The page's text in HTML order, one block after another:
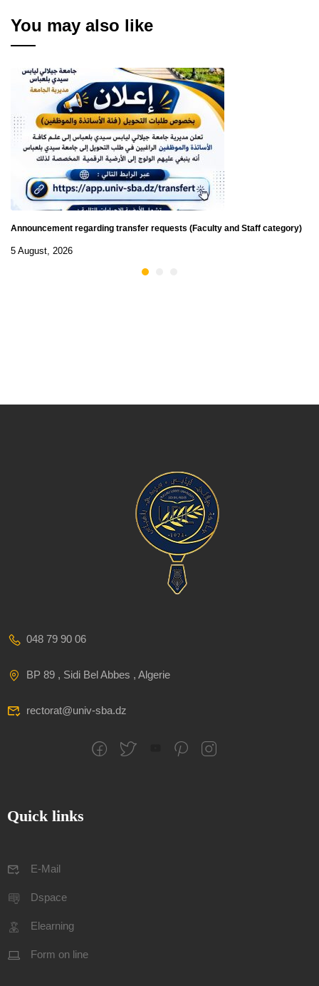
You may also like
Announcement regarding transfer requests (Faculty and Staff category)
5 August, 2026
048 79 90 06
BP 89 , Sidi Bel Abbes , Algerie
rectorat@univ-sba.dz
Quick links
E-Mail
Dspace
Elearning
Form on line